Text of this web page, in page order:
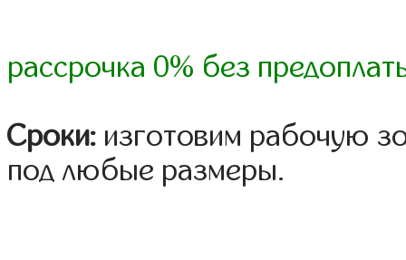
рассрочка 0% без
Сроки: изготовим рабочую
под любые размеры.